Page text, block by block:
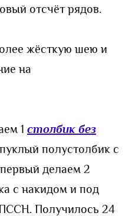
отсчёт рядов.
жёсткую шею и
на
1 столбик без
полустолбик с
делаем 2
с накидом и под
Получилось 24